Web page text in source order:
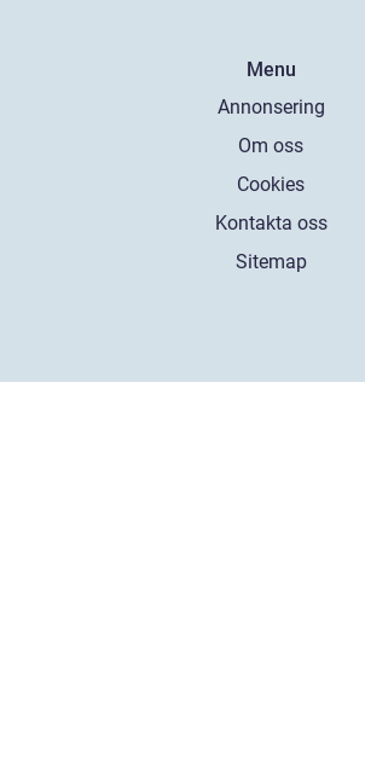
Menu
Annonsering
Om oss
Cookies
Kontakta oss
Sitemap